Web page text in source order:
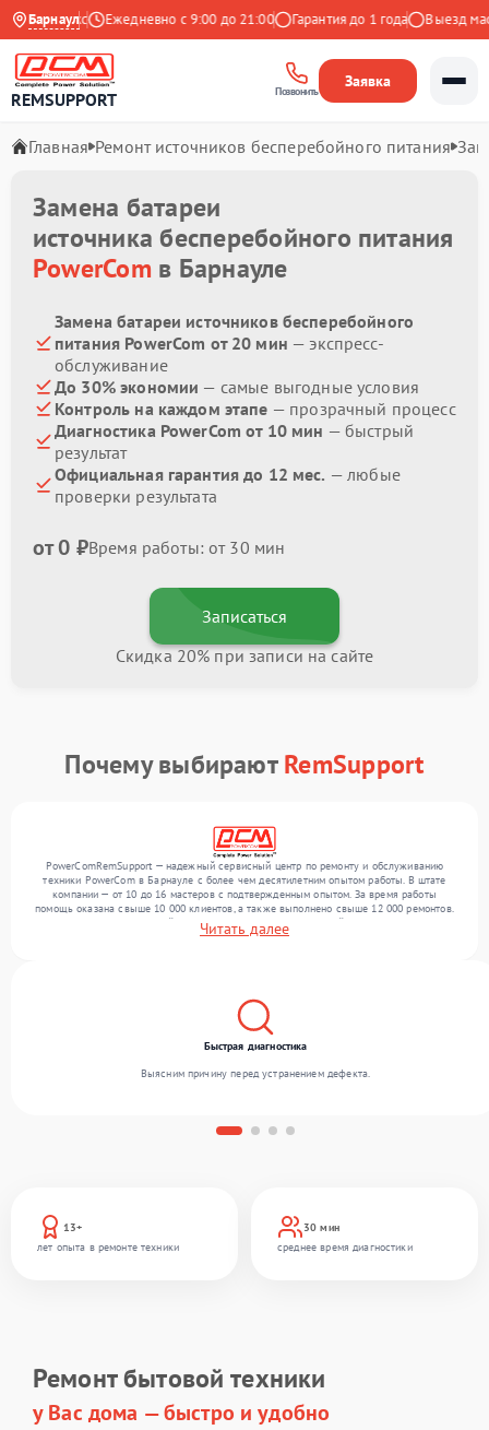
Барнаул
на Яндекс Ежедневно с 9:00 до 21:00 Гарантия до 1 года Выезд
REMSUPPORT Позвонить
Заявка
Главная Ремонт источников бесперебойного питания
Замена батареи
источника бесперебойного питания
PowerComв Барнауле
Замена батареи источников бесперебойного
питания PowerCom от 20 мин — экспресс-
обслуживание
До 30% экономии — самые выгодные условия
Контроль на каждом этапе — прозрачный процесс
Диагностика PowerCom от 10 мин — быстрый
результат
Официальная гарантия до 12 мес. — любые
проверки результата
от 0 ₽Время работы: от 30 мин
Записаться
Скидка 20% при записи на сайте
Почему выбираютRemSupport
PowerComRemSupport — надежный сервисный центр по ремонту и обслуживанию
техники PowerCom в Барнауле с более чем десятилетним опытом работы. В штате
компании — от 10 до 16 мастеров с подтвержденным опытом. За время работы
помощь оказана свыше 10 000 клиентов, а также выполнено свыше 12 000 ремонтов.
Ежемесячно в сервисный центр поступает более 300 устройств, включая , , . Мы
выполняем ремонт различного уровня сложности и гарантируем высокое качество
Читать далее
13+
лет опыта в ремонте техники
30 мин
среднее время диагностики
Быстрая диагностика
Выясним причину перед устранением дефекта.
Ремонт бытовой техники
у Вас дома — быстро и удобно